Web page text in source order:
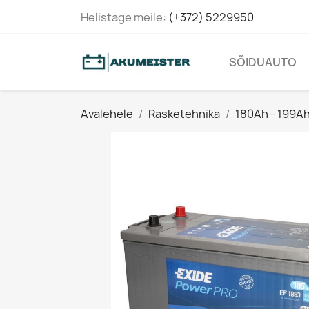
Helistage meile: (+372) 5229950
SÕIDUAUTO
Avalehele Rasketehnika 180Ah -